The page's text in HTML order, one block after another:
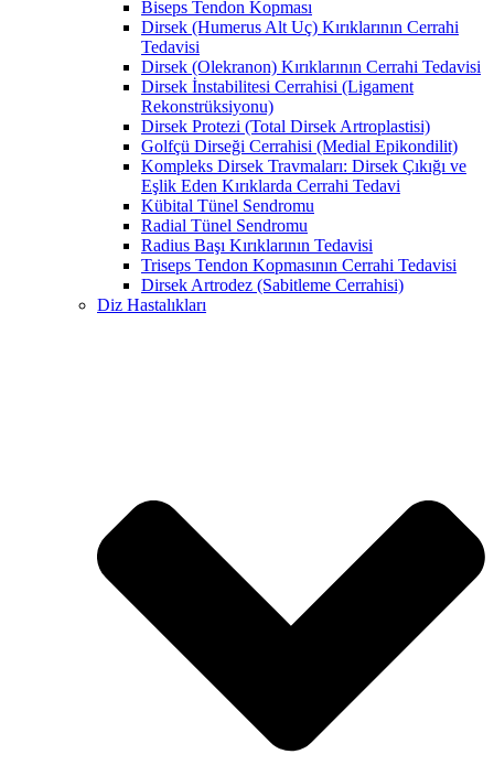
Biseps Tendon Kopması
Dirsek (Humerus Alt Uç) Kırıklarının Cerrahi
Tedavisi
Dirsek (Olekranon) Kırıklarının Cerrahi Tedavisi
Dirsek İnstabilitesi Cerrahisi (Ligament
Rekonstrüksiyonu)
Dirsek Protezi (Total Dirsek Artroplastisi)
Golfçü Dirseği Cerrahisi (Medial Epikondilit)
Kompleks Dirsek Travmaları: Dirsek Çıkığı ve
Eşlik Eden Kırıklarda Cerrahi Tedavi
Kübital Tünel Sendromu
Radial Tünel Sendromu
Radius Başı Kırıklarının Tedavisi
Triseps Tendon Kopmasının Cerrahi Tedavisi
Dirsek Artrodez (Sabitleme Cerrahisi)
Diz Hastalıkları